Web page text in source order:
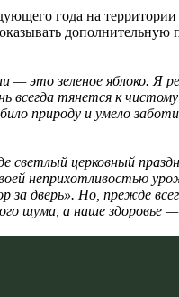
года на
это зеленое яблоко. Я
всегда тянется к
природу и умело
церковный
неприхотливостью
за дверь». Но, прежде
шума, а наше здоровье —